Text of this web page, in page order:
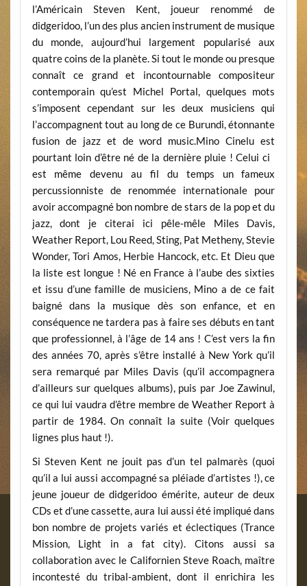
l’Américain Steven Kent, joueur renommé de
didgeridoo, l’un des plus ancien instrument de musique
du monde, aujourd’hui largement popularisé aux
quatre coins de la planète. Si tout le monde ou presque
connaît ce grand et incontournable compositeur
contemporain qu’est Michel Portal, quelques mots
s’imposent cependant sur les deux musiciens qui
l’accompagnent tout au long de ce Burundi, étonnante
fusion de jazz et de word music.Mino Cinelu est
pourtant loin d’être né de la dernière pluie ! Celui ci
est même devenu au fil du temps un fameux
percussionniste de renommée internationale pour
avoir accompagné bon nombre de stars de la pop et du
jazz, dont je citerai ici pêle-mêle Miles Davis,
Weather Report, Lou Reed, Sting, Pat Metheny, Stevie
Wonder, Tori Amos, Herbie Hancock, etc. Et Dieu que
la liste est longue ! Né en France à l’aube des sixties
et issu d’une famille de musiciens, Mino a de ce fait
baigné dans la musique dès son enfance, et en
conséquence ne tardera pas à faire ses débuts en tant
que professionnel, à l’âge de 14 ans ! C’est vers la fin
des années 70, après s’être installé à New York qu’il
sera remarqué par Miles Davis (qu’il accompagnera
d’ailleurs sur quelques albums), puis par Joe Zawinul,
ce qui lui vaudra d’être membre de Weather Report à
partir de 1984. On connaît la suite (Voir quelques
lignes plus haut !).
Si Steven Kent ne jouit pas d’un tel palmarès (quoi
qu’il a lui aussi accompagné sa pléiade d’artistes !), ce
jeune joueur de didgeridoo émérite, auteur de deux
CDs et d’une cassette, aura lui aussi été impliqué dans
bon nombre de projets variés et éclectiques (Trance
Mission, Light in a fat city). Citons aussi sa
collaboration avec le Californien Steve Roach, maître
incontesté du tribal-ambient, dont il enrichira les